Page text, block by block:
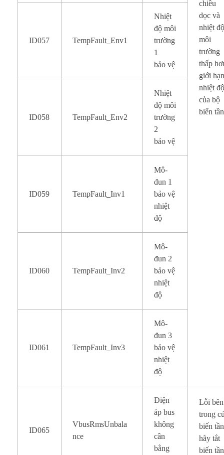
chiều
dọc và
nhiệt
môi
trường
thấp
giới
nhiệt
của bộ
biến tần
ID057 TempFault_Env1
Nhiệt
độ môi
trường
1
bảo vệ
ID058 TempFault_Env2
Nhiệt
độ môi
trường
2
bảo vệ
ID059 TempFault_Inv1
Mô-
đun 1
bảo vệ
nhiệt
độ
ID060 TempFault_Inv2
Mô-
đun 2
bảo vệ
nhiệt
độ
ID061 TempFault_Inv3
Mô-
đun 3
bảo vệ
nhiệt
độ
ID065
VbusRmsUnbala
nce
Điện
áp bus
không
cân
bằng
Lỗi bên
trong
biến
hãy tắt
biến